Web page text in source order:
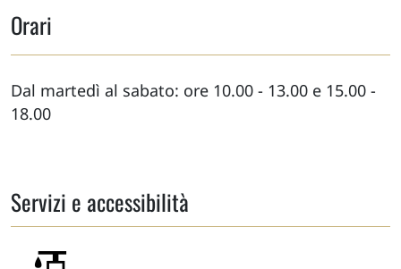
Orari
Dal martedì al sabato: ore 10.00 - 13.00 e 15.00 -
18.00
Servizi e accessibilità